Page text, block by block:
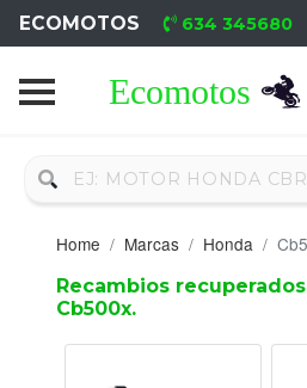
ECOMOTOS 634 345680
Home
Nuevo
Neumáticos
Campa
Home Marcas Honda
Recambios
Cb500x.